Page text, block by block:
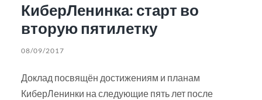
КиберЛенинка: старт во
вторую пятилетку
08/09/2017
Доклад посвящён достижениям и планам
КиберЛенинки на следующие пять лет после